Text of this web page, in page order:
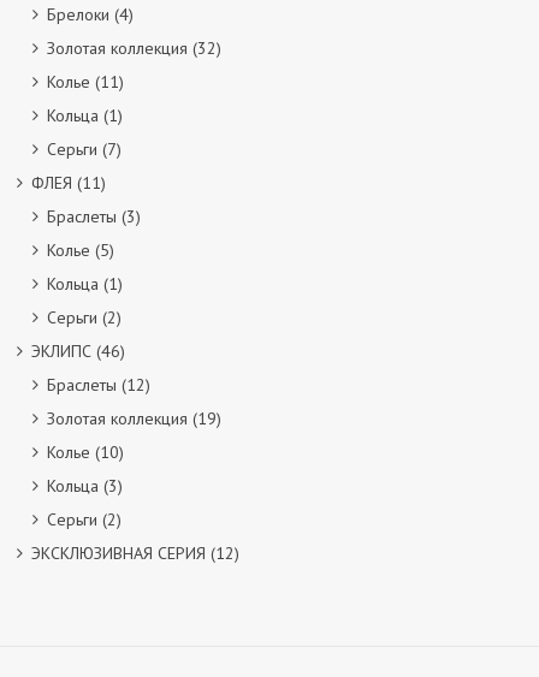
Брелоки (4)
Золотая коллекция (32)
Колье (11)
Кольца (1)
Серьги (7)
ФЛЕЯ (11)
Браслеты (3)
Колье (5)
Кольца (1)
Серьги (2)
ЭКЛИПС (46)
Браслеты (12)
Золотая коллекция (19)
Колье (10)
Кольца (3)
Серьги (2)
ЭКСКЛЮЗИВНАЯ СЕРИЯ (12)